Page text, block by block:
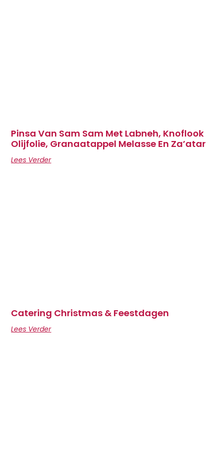
Pinsa Van Sam Sam Met Labneh, Knoflook
Olijfolie, Granaatappel Melasse En Za’atar
Lees Verder
Catering Christmas & Feestdagen
Lees Verder